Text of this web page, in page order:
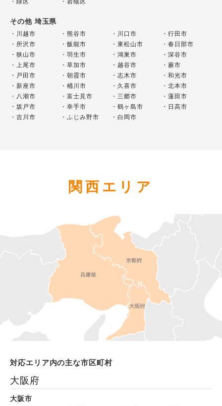
その他 埼玉県
川越市 熊谷市 川口市
行田市
所沢市
飯能市 東松山市
春日部市
狭山市
羽生市 鴻巣市
深谷市
上尾市
草加市 越谷市
蕨市
戸田市
朝霞市 志木市
和光市
新座市
桶川市 久喜市
北本市
八潮市
富士見市 三郷市
蓮田市
坂戸市
幸手市 鶴ヶ島市
日高市
吉川市
ふじみ野市 白岡市
関西エリア
対応エリア内の主な市区町村
大阪府
大阪市